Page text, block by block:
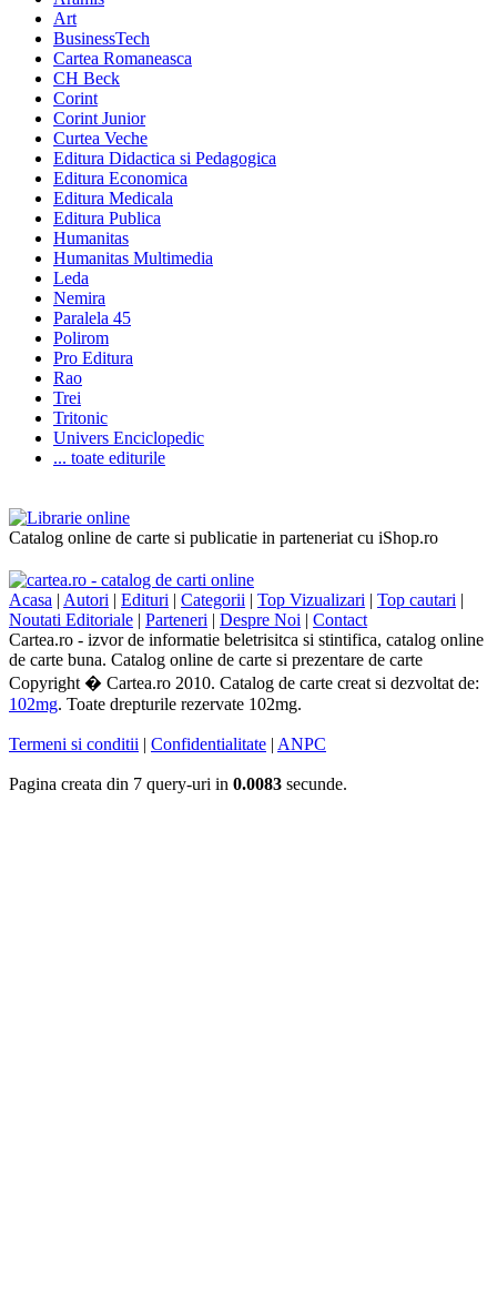
Art
BusinessTech
Cartea Romaneasca
CH Beck
Corint
Corint Junior
Curtea Veche
Editura Didactica si Pedagogica
Editura Economica
Editura Medicala
Editura Publica
Humanitas
Humanitas Multimedia
Leda
Nemira
Paralela 45
Polirom
Pro Editura
Rao
Trei
Tritonic
Univers Enciclopedic
... toate editurile
Catalog online de carte si publicatie in parteneriat cu iShop.ro
Acasa | Autori | Edituri | Categorii | Top Vizualizari | Top cautari |
Noutati Editoriale | Parteneri | Despre Noi | Contact
Cartea.ro - izvor de informatie beletrisitca si stintifica, catalog online
de carte buna. Catalog online de carte si prezentare de carte
Copyright � Cartea.ro 2010. Catalog de carte creat si dezvoltat de:
102mg. Toate drepturile rezervate 102mg.
Termeni si conditii | Confidentialitate | ANPC
Pagina creata din 7 query-uri in 0.0083 secunde.